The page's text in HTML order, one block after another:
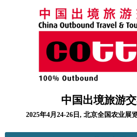
中国出境旅游
2025年4月24-26日, 北京全国农业展